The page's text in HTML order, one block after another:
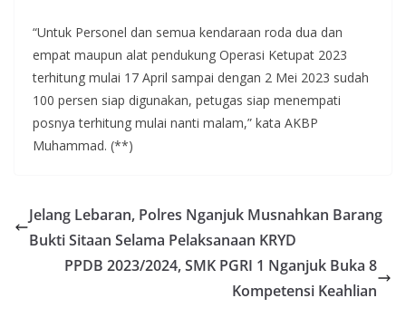
“Untuk Personel dan semua kendaraan roda dua dan
empat maupun alat pendukung Operasi Ketupat 2023
terhitung mulai 17 April sampai dengan 2 Mei 2023 sudah
100 persen siap digunakan, petugas siap menempati
posnya terhitung mulai nanti malam,” kata AKBP
Muhammad. (**)
Jelang Lebaran, Polres Nganjuk Musnahkan Barang
Bukti Sitaan Selama Pelaksanaan KRYD
PPDB 2023/2024, SMK PGRI 1 Nganjuk Buka 8
Kompetensi Keahlian